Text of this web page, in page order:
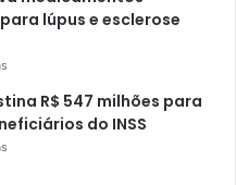
lúpus e esclerose
R$ 547 milhões para
do INSS